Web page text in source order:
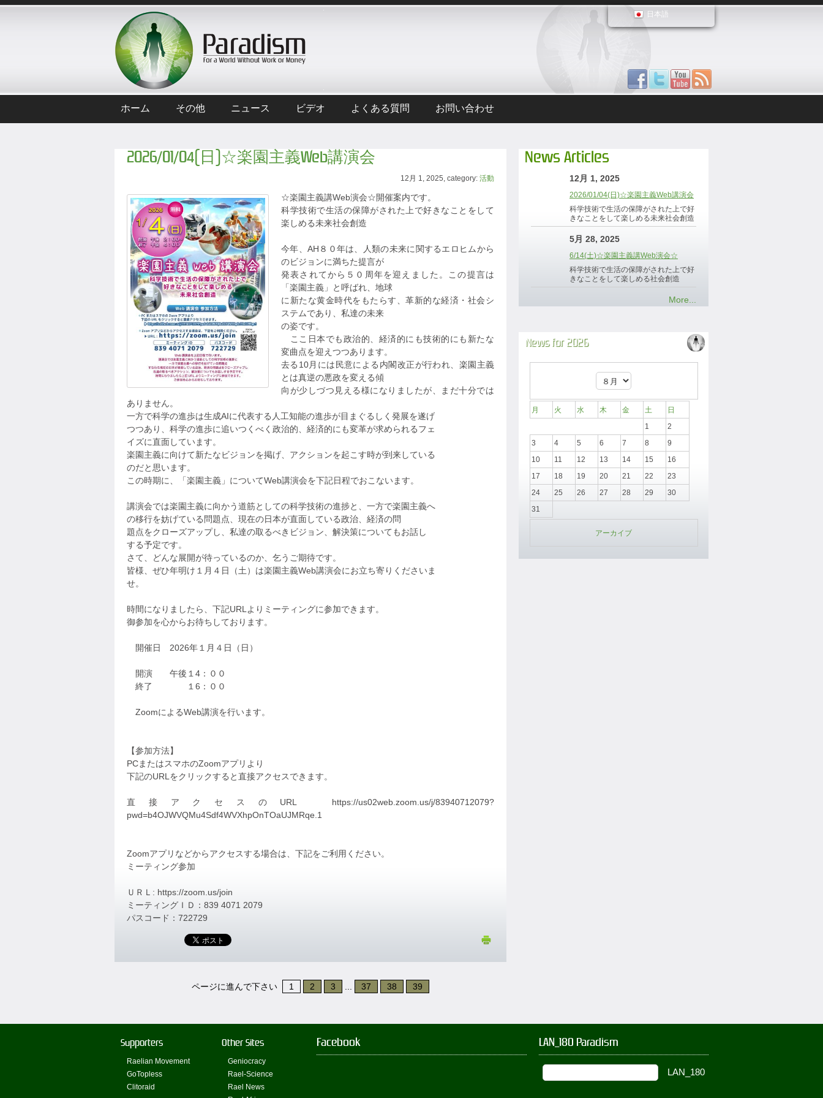
日本語
ホーム その他 ニュース ビデオ よくある質問 お問い合わせ
2026/01/04(日)☆楽園主義Web講演会
12月 1, 2025, category: 活動
☆楽園主義講Web演会☆開催案内です。
科学技術で生活の保障がされた上で好きなことをして
楽しめる未来社会創造
今年、AH８０年は、人類の未来に関するエロヒムから
のビジョンに満ちた提言が
発表されてから５０周年を迎えました。この提言は
「楽園主義」と呼ばれ、地球
に新たな黄金時代をもたらす、革新的な経済・社会シ
ステムであり、私達の未来
の姿です。
ここ日本でも政治的、経済的にも技術的にも新たな
変曲点を迎えつつあります。
去る10月には民意による内閣改正が行われ、楽園主義
とは真逆の悪政を変える傾
向が少しづつ見える様になりましたが、まだ十分では
ありません。
一方で科学の進歩は生成AIに代表する人工知能の進歩が目まぐるしく発展を遂げ
つつあり、科学の進歩に追いつくべく政治的、経済的にも変革が求められるフェ
イズに直面しています。
楽園主義に向けて新たなビジョンを掲げ、アクションを起こす時が到来している
のだと思います。
この時期に、「楽園主義」についてWeb講演会を下記日程でおこないます。
講演会では楽園主義に向かう道筋としての科学技術の進捗と、一方で楽園主義へ
の移行を妨げている問題点、現在の日本が直面している政治、経済の問
題点をクローズアップし、私達の取るべきビジョン、解決策についてもお話し
する予定です。
さて、どんな展開が待っているのか、乞うご期待です。
皆様、ぜひ年明け１月４日（土）は楽園主義Web講演会にお立ち寄りくださいま
せ。
時間になりましたら、下記URLよりミーティングに参加できます。
御参加を心からお待ちしております。
開催日 2026年１月４日（日）
開演 午後１4：００
終了 １6：００
ZoomによるWeb講演を行います。
【参加方法】
PCまたはスマホのZoomアプリより
下記のURLをクリックすると直接アクセスできます。
直接アクセスのURL https://us02web.zoom.us/j/83940712079?
pwd=b4OJWVQMu4Sdf4WVXhpOnTOaUJMRqe.1
Zoomアプリなどからアクセスする場合は、下記をご利用ください。
ミーティング参加
ＵＲＬ: https://zoom.us/join
ミーティングＩＤ：839 4071 2079
パスコード：722729
ページに進んで下さい 1 2 3 37 38 39
News Articles
12月 1, 2025
2026/01/04(日)☆楽園主義Web講演会
科学技術で生活の保障がされた上で好
きなことをして楽しめる未来社会創造
5月 28, 2025
6/14(土)☆楽園主義講Web演会☆
科学技術で生活の保障がされた上で好
きなことをして楽しめる社会創造
More...
News for 2026
月 火 水 木 金 土
日
1
2
3
4 5 6 7 8
9
10
11 12 13 14 15
16
17
18 19 20 21 22
23
24
25 26 27 28 29
30
31
アーカイブ
Supporters
Raelian Movement
GoTopless
Clitoraid
Other Sites
Geniocracy
Rael-Science
Rael News
Facebook LAN_180 Paradism